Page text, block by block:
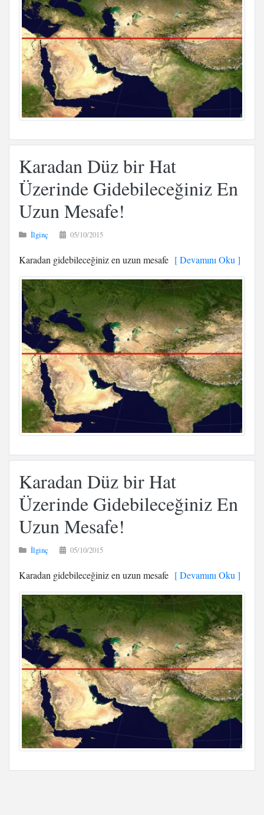
Karadan Düz bir Hat
Üzerinde Gidebileceğiniz En
Uzun Mesafe!
İlginç 05/10/2015
Karadan gidebileceğiniz en uzun mesafe [ Devamını Oku ]
Karadan Düz bir Hat
Üzerinde Gidebileceğiniz En
Uzun Mesafe!
İlginç 05/10/2015
Karadan gidebileceğiniz en uzun mesafe [ Devamını Oku ]